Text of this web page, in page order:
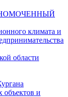
климата и
области
объектов и